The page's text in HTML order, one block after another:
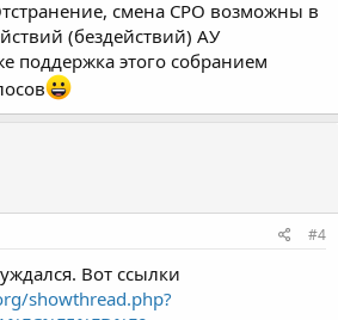
смена СРО возможны в
(бездействий) АУ
поддержка этого собранием
#4
Вот ссылки
showthread.php?